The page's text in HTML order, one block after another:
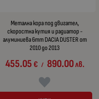
Метална кора под двигател,
скоростна кутия и радиатор -
алуминиева 6mm DACIA DUSTER от
2010 до 2013
455.05€ / 890.00лв.